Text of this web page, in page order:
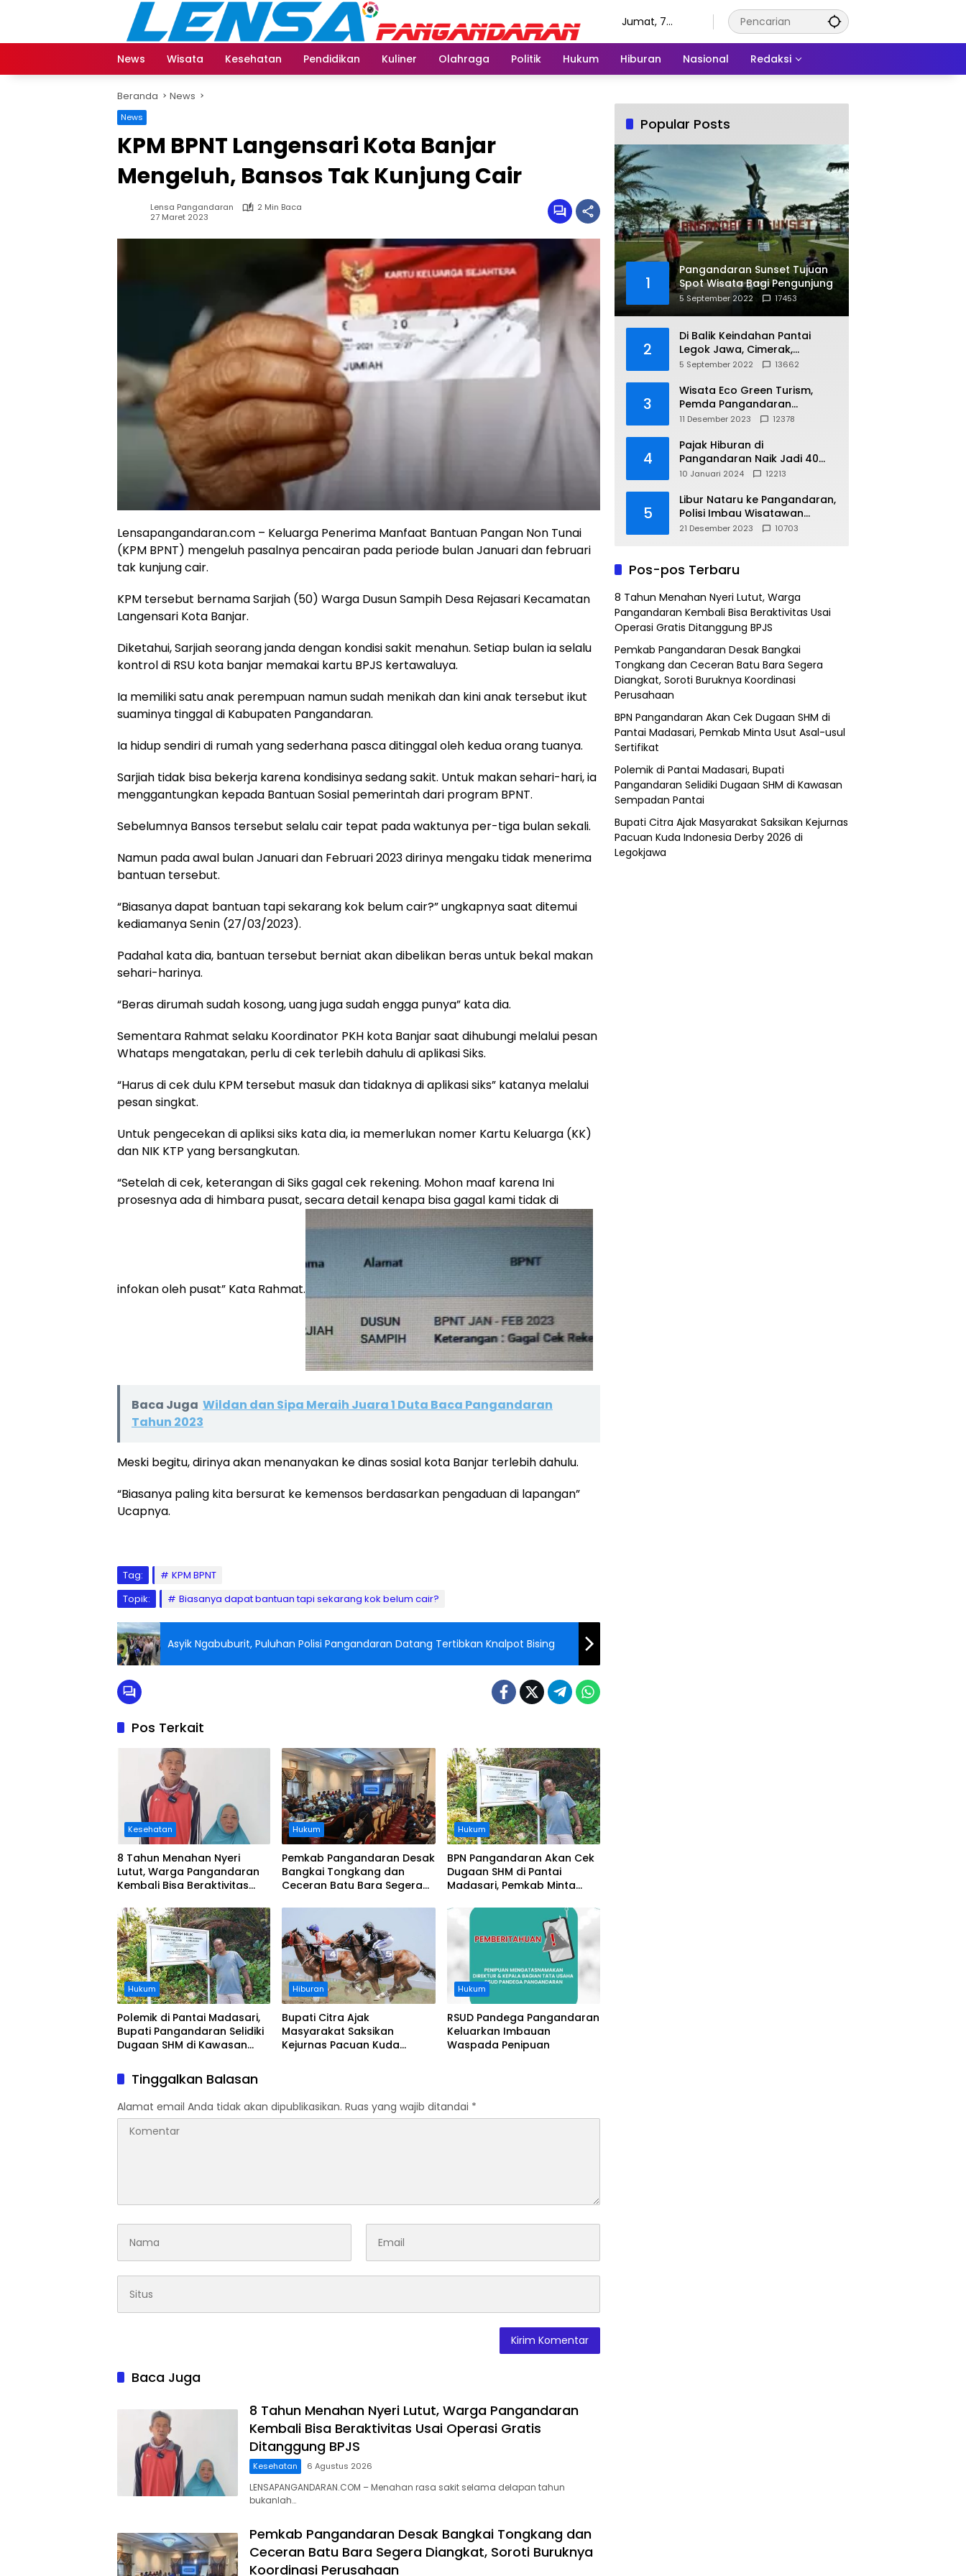
Jumat, 7
News
Wisata Kesehatan Pendidikan Kuliner Olahraga Politik Hukum Hiburan Nasional Redaksi
Beranda News
News
KPM BPNT Langensari Kota Banjar
Mengeluh, Bansos Tak Kunjung Cair
Lensa Pangandaran
2 Min Baca
27 Maret 2023
Lensapangandaran.com – Keluarga Penerima Manfaat Bantuan Pangan Non Tunai
(KPM BPNT) mengeluh pasalnya pencairan pada periode bulan Januari dan februari
tak kunjung cair.
KPM tersebut bernama Sarjiah (50) Warga Dusun Sampih Desa Rejasari Kecamatan
Langensari Kota Banjar.
Diketahui, Sarjiah seorang janda dengan kondisi sakit menahun. Setiap bulan ia selalu
kontrol di RSU kota banjar memakai kartu BPJS kertawaluya.
Ia memiliki satu anak perempuan namun sudah menikah dan kini anak tersebut ikut
suaminya tinggal di Kabupaten Pangandaran.
Ia hidup sendiri di rumah yang sederhana pasca ditinggal oleh kedua orang tuanya.
Sarjiah tidak bisa bekerja karena kondisinya sedang sakit. Untuk makan sehari-hari, ia
menggantungkan kepada Bantuan Sosial pemerintah dari program BPNT.
Sebelumnya Bansos tersebut selalu cair tepat pada waktunya per-tiga bulan sekali.
Namun pada awal bulan Januari dan Februari 2023 dirinya mengaku tidak menerima
bantuan tersebut.
“Biasanya dapat bantuan tapi sekarang kok belum cair?” ungkapnya saat ditemui
kediamanya Senin (27/03/2023).
Padahal kata dia, bantuan tersebut berniat akan dibelikan beras untuk bekal makan
sehari-harinya.
“Beras dirumah sudah kosong, uang juga sudah engga punya” kata dia.
Sementara Rahmat selaku Koordinator PKH kota Banjar saat dihubungi melalui pesan
Whataps mengatakan, perlu di cek terlebih dahulu di aplikasi Siks.
“Harus di cek dulu KPM tersebut masuk dan tidaknya di aplikasi siks” katanya melalui
pesan singkat.
Untuk pengecekan di apliksi siks kata dia, ia memerlukan nomer Kartu Keluarga (KK)
dan NIK KTP yang bersangkutan.
“Setelah di cek, keterangan di Siks gagal cek rekening. Mohon maaf karena Ini
prosesnya ada di himbara pusat, secara detail kenapa bisa gagal kami tidak di
infokan oleh pusat” Kata Rahmat.
Baca Juga Wildan dan Sipa Meraih Juara 1 Duta Baca Pangandaran
Tahun 2023
Meski begitu, dirinya akan menanyakan ke dinas sosial kota Banjar terlebih dahulu.
“Biasanya paling kita bersurat ke kemensos berdasarkan pengaduan di lapangan”
Ucapnya.
Tag:
KPM BPNT
Topik:
Biasanya dapat bantuan tapi sekarang kok belum cair?
Asyik Ngabuburit, Puluhan Polisi Pangandaran Datang Tertibkan Knalpot Bising
Pos Terkait
Kesehatan
8 Tahun Menahan Nyeri
Lutut, Warga Pangandaran
Kembali Bisa Beraktivitas
Ditanggung BPJS
Hukum
Pemkab Pangandaran Desak
Bangkai Tongkang dan
Ceceran Batu Bara Segera
Koordinasi Perusahaan
Hukum
BPN Pangandaran Akan Cek
Dugaan SHM di Pantai
Madasari, Pemkab Minta
Hukum
Polemik di Pantai Madasari,
Bupati Pangandaran Selidiki
Dugaan SHM di Kawasan
Hiburan
Bupati Citra Ajak
Masyarakat Saksikan
Kejurnas Pacuan Kuda
Hukum
RSUD Pandega Pangandaran
Keluarkan Imbauan
Waspada Penipuan
Tinggalkan Balasan
Alamat email Anda tidak akan dipublikasikan. Ruas yang wajib ditandai *
Baca Juga
8 Tahun Menahan Nyeri Lutut, Warga Pangandaran
Kembali Bisa Beraktivitas Usai Operasi Gratis
Ditanggung BPJS
Kesehatan 6 Agustus 2026
LENSAPANGANDARAN.COM – Menahan rasa sakit selama delapan tahun
bukanlah…
Pemkab Pangandaran Desak Bangkai Tongkang dan
Ceceran Batu Bara Segera Diangkat, Soroti Buruknya
Koordinasi Perusahaan
Popular Posts
1
Pangandaran Sunset Tujuan
Spot Wisata Bagi Pengunjung
5 September 2022 17453
2
Di Balik Keindahan Pantai
Legok Jawa, Cimerak,
Pangandaran
5 September 2022 13662
3
Wisata Eco Green Turism,
Pemda Pangandaran
Gandeng PLN
11 Desember 2023 12378
4
Pajak Hiburan di
Pangandaran Naik Jadi 40
Persen
10 Januari 2024 12213
5
Libur Nataru ke Pangandaran,
Polisi Imbau Wisatawan
Gunakan Jalur Arteri
21 Desember 2023 10703
Pos-pos Terbaru
8 Tahun Menahan Nyeri Lutut, Warga
Pangandaran Kembali Bisa Beraktivitas Usai
Operasi Gratis Ditanggung BPJS
Pemkab Pangandaran Desak Bangkai
Tongkang dan Ceceran Batu Bara Segera
Diangkat, Soroti Buruknya Koordinasi
Perusahaan
BPN Pangandaran Akan Cek Dugaan SHM di
Pantai Madasari, Pemkab Minta Usut Asal-usul
Sertifikat
Polemik di Pantai Madasari, Bupati
Pangandaran Selidiki Dugaan SHM di Kawasan
Sempadan Pantai
Bupati Citra Ajak Masyarakat Saksikan Kejurnas
Pacuan Kuda Indonesia Derby 2026 di
Legokjawa